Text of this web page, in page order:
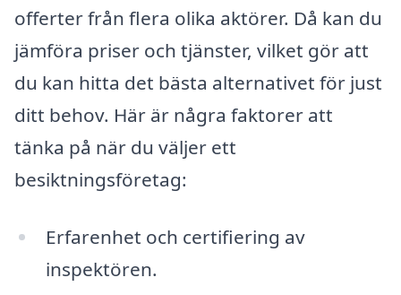
offerter från flera olika aktörer. Då kan du
jämföra priser och tjänster, vilket gör att
du kan hitta det bästa alternativet för just
ditt behov. Här är några faktorer att
tänka på när du väljer ett
besiktningsföretag:
Erfarenhet och certifiering av
inspektören.